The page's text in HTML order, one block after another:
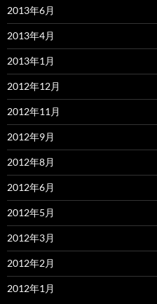
2013年6月
2013年4月
2013年1月
2012年12月
2012年11月
2012年9月
2012年8月
2012年6月
2012年5月
2012年3月
2012年2月
2012年1月